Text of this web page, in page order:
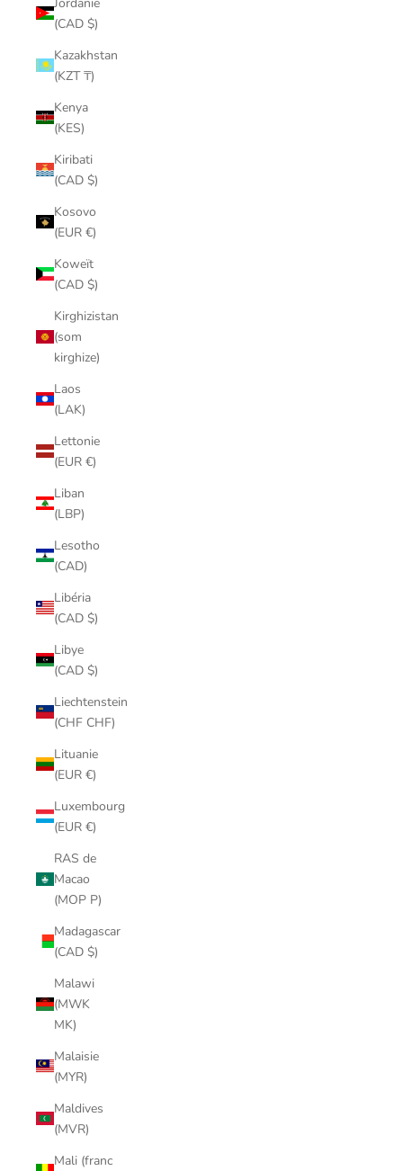
(CAD $)
Kazakhstan
(KZT ₸)
Kenya
(KES)
Kiribati
(CAD $)
Kosovo
(EUR €)
Koweït
(CAD $)
Kirghizistan
(som
kirghize)
Laos
(LAK)
Lettonie
(EUR €)
Liban
(LBP)
Lesotho
(CAD)
Libéria
(CAD $)
Libye
(CAD $)
Liechtenstein
(CHF CHF)
Lituanie
(EUR €)
Luxembourg
(EUR €)
RAS de
Macao
(MOP P)
Madagascar
(CAD $)
Malawi
(MWK
MK)
Malaisie
(MYR)
Maldives
(MVR)
Mali (franc